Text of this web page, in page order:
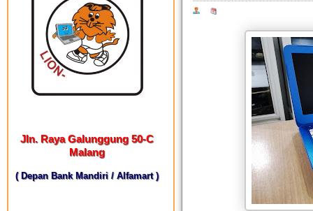
Jln. Raya Galunggung 50-C
Malang
( Depan Bank Mandiri / Alfamart )